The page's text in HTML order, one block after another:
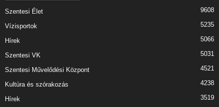
Szentesi Élet 9608
Vízisportok 5235
Hírek 5066
Szentesi VK 5031
Szentesi Művelődési Központ 4521
Kultúra és szórakozás 4238
Hírek 3519